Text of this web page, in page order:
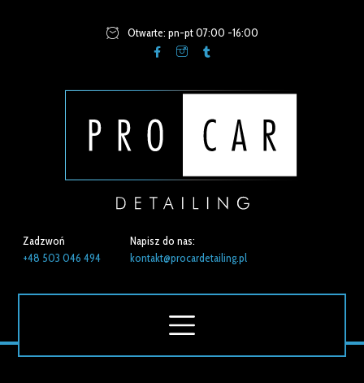
Otwarte: pn-pt 07:00 -16:00
Zadzwoń
+48 503 046 494
Napisz do nas:
kontakt@procardetailing.pl